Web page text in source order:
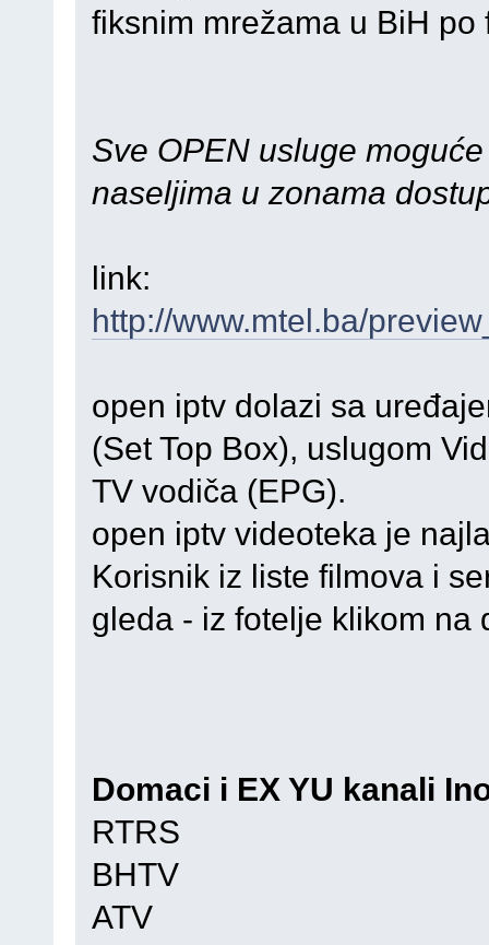
fiksnim mrežama u BiH po
Sve OPEN usluge
naseljima u zonama
link:
http://www.mtel.ba/
open iptv dolazi sa
(Set Top Box), uslugom
TV vodiča (EPG).
open iptv videoteka je
Korisnik iz liste filmova i
gleda - iz fotelje klikom na
Domaci i EX YU kanali
RTRS
BHTV
ATV